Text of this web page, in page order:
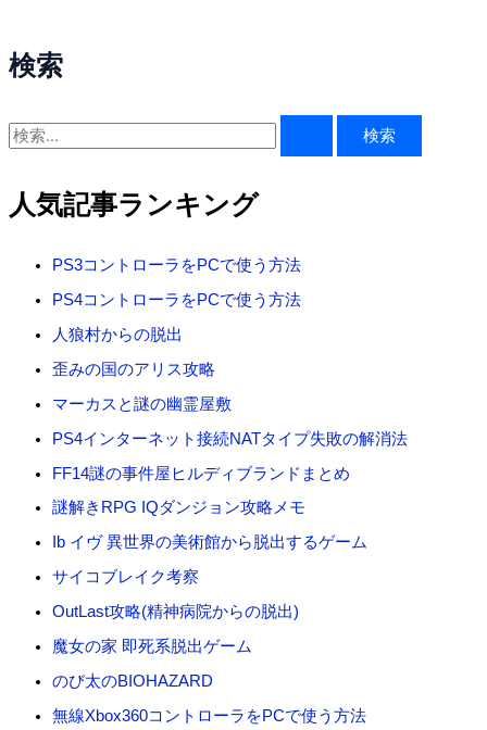
検索
検
対
象
人気記事ランキング
PS3コントローラをPCで使う方法
PS4コントローラをPCで使う方法
人狼村からの脱出
歪みの国のアリス攻略
マーカスと謎の幽霊屋敷
PS4インターネット接続NATタイプ失敗の解消法
FF14謎の事件屋ヒルディブランドまとめ
謎解きRPG IQダンジョン攻略メモ
Ib イヴ 異世界の美術館から脱出するゲーム
サイコブレイク考察
OutLast攻略(精神病院からの脱出)
魔女の家 即死系脱出ゲーム
のび太のBIOHAZARD
無線Xbox360コントローラをPCで使う方法